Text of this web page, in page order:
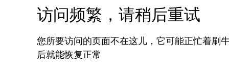
访问频繁，请稍后重试
您所要访问的页面不在这儿，它可能正忙着刷
后就能恢复正常